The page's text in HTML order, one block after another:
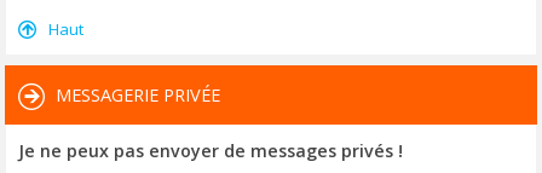
Haut
MESSAGERIE PRIVÉE
Je ne peux pas envoyer de messages privés !